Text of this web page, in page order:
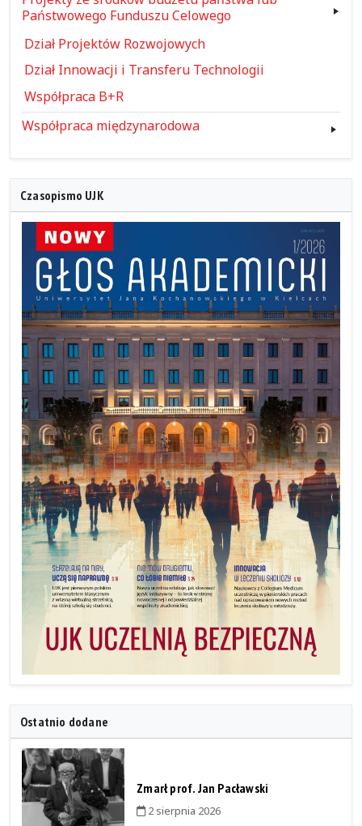
Państwowego Funduszu Celowego
Dział Projektów Rozwojowych
Dział Innowacji i Transferu Technologii
Współpraca B+R
Współpraca międzynarodowa
Czasopismo UJK
Ostatnio dodane
Zmarł prof. Jan Pacławski
2 sierpnia 2026